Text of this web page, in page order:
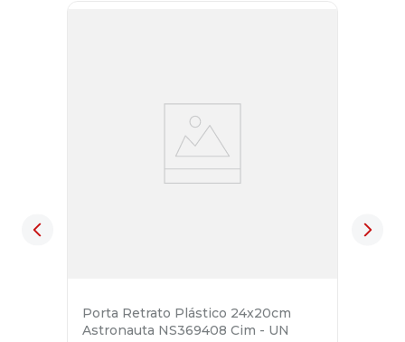
Porta Retrato Plástico 24x20cm
Astronauta NS369408 Cim - UN